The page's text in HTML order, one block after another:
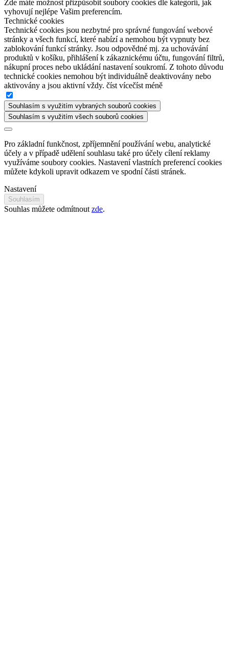
Zde máte možnost přizpůsobit soubory cookies dle kategorií, jak
vyhovují nejlépe Vašim preferencím.
Technické cookies
Technické cookies jsou nezbytné pro správné fungování webové
stránky a všech funkcí, které nabízí a nemohou být vypnuty bez
zablokování funkcí stránky. Jsou odpovědné mj. za uchovávání
produktů v košíku, přihlášení k zákaznickému účtu, fungování filtrů,
nákupní proces nebo ukládání nastavení soukromí. Z tohoto důvodu
technické cookies nemohou být individuálně deaktivovány nebo
aktivovány a jsou aktivní vždy. číst vícečíst méně
Souhlasím s využitím vybraných souborů cookies
Souhlasím s využitím všech souborů cookies
Pro základní funkčnost, zpříjemnění používání webu, analytické
účely a v případě udělení souhlasu také pro účely cílení reklamy
využíváme soubory cookies. Nastavení vlastních preferencí cookies
můžete kdykoli upravit odkazem ve spodní části stránek.
Nastavení
Souhlasím
Souhlas můžete odmítnout zde.